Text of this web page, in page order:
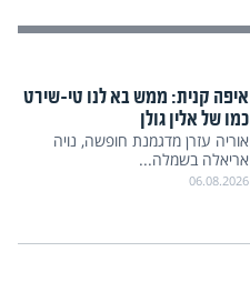
איפה קנית: ממש בא לנו טי-שירט
כמו של אלין גולן
אוריה עזרן מדגמנת חופשה, נויה
אריאלה בשמלה...
06.08.2026